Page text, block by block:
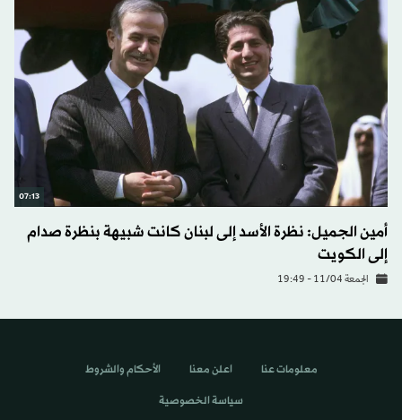
07:13
أمين الجميل: نظرة الأسد إلى لبنان كانت شبيهة بنظرة صدام
إلى الكويت
الجمعة 11/04 - 19:49
معلومات عنا اعلن معنا الأحكام والشروط
سياسة الخصوصية